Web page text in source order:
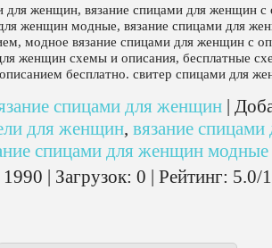
для женщин, вязание спицами для женщин
женщин модные, вязание спицами для
модное вязание спицами для женщин с
женщин схемы и описания, бесплатные
бесплатно. свитер спицами для
спицами для женщин |
для женщин, вязание
спицами для женщин модные
1990 | Загрузок: 0 | Рейтинг: 5.0/1